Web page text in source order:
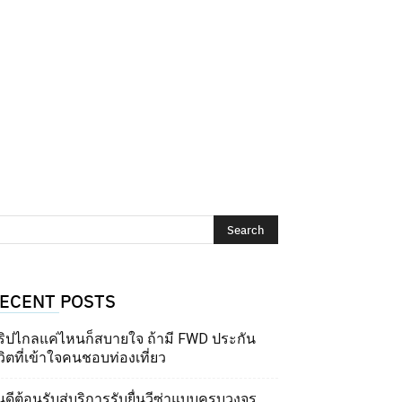
POSTS
ปไกลแค่ไหนก็สบายใจ ถ้ามี FWD ประกัน
ตที่เข้าใจคนชอบท่องเที่ยว